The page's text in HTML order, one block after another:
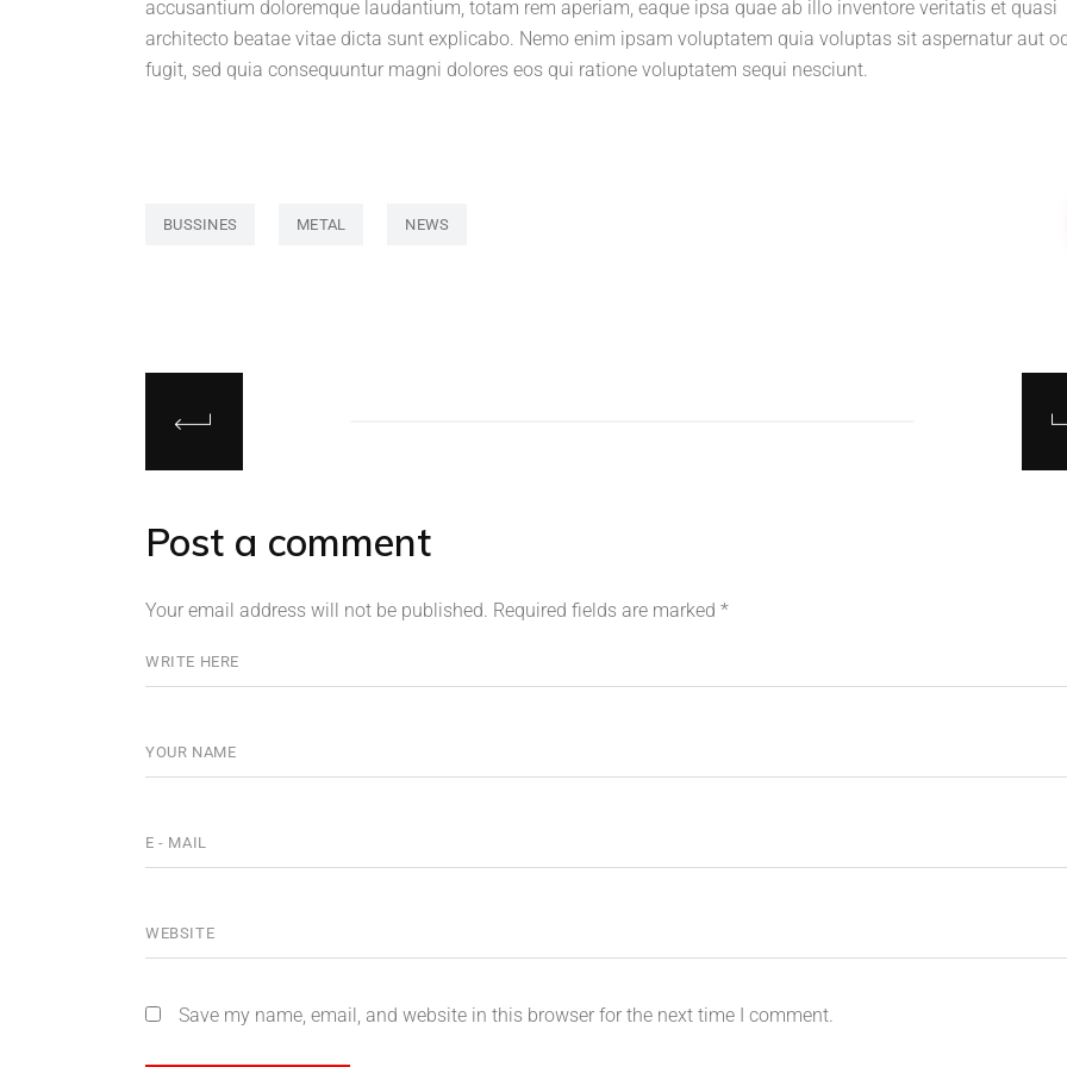
accusantium doloremque laudantium, totam rem aperiam, eaque ipsa quae ab illo inventore veritatis et quasi
architecto beatae vitae dicta sunt explicabo. Nemo enim ipsam voluptatem quia voluptas sit aspernatur aut
fugit, sed quia consequuntur magni dolores eos qui ratione voluptatem sequi nesciunt.
BUSSINES METAL NEWS
Post a comment
Your email address will not be published. Required fields are marked *
Save my name, email, and website in this browser for the next time I comment.